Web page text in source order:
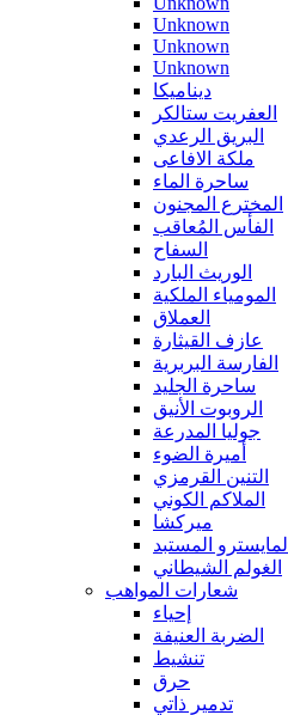
Unknown
Unknown
Unknown
ديناميكا
العفريت ستالكر
البريق الرعدي
ملكة الافاعى
ساحرة الماء
المخترع المجنون
الفأس المُعاقب
السفاح
الوريث البارد
المومياء الملكية
العملاق
عازف القيثارة
الفارسة البربرية
ساحرة الجليد
الروبوت الأنيق
جوليا المدرعة
أميرة الضوء
التنين القرمزي
الملاكم الكوني
ميركشا
المايسترو المستبد
الغولم الشيطاني
شعارات المواهب
إحياء
الضربة العنيفة
تنشيط
حرق
تدمير ذاتي